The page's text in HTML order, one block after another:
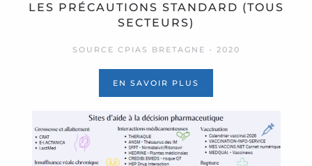
LES PRÉCAUTIONS STANDARD (TOUS
SECTEURS)
SOURCE CPIAS BRETAGNE - 2020
EN SAVOIR PLUS